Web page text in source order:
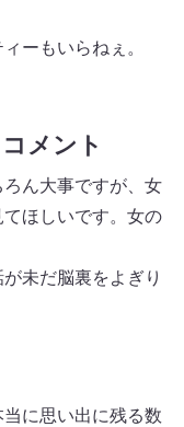
ーもいらねぇ。
メント
ん大事ですが、女
ほしいです。女の
未だ脳裏をよぎり
に思い出に残る数